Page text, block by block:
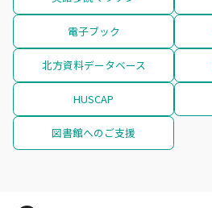
電子ブック
北方資料データベース
HUSCAP
図書館へのご支援